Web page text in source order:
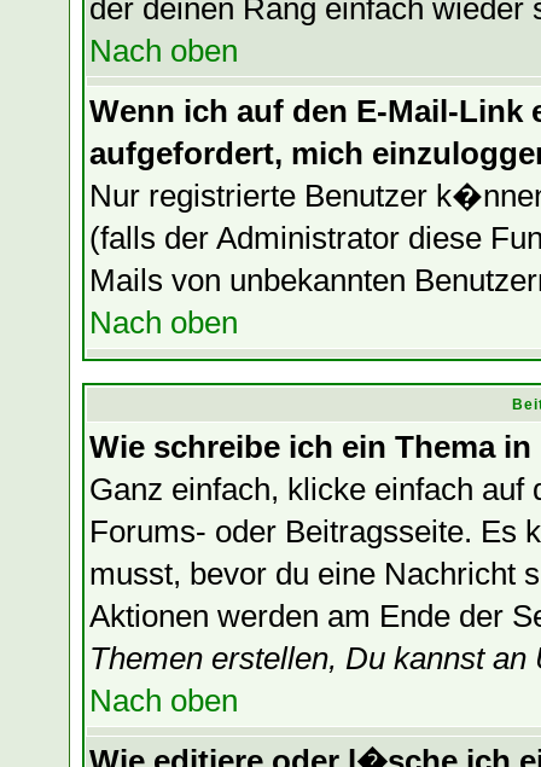
der deinen Rang einfach wieder
Nach oben
Wenn ich auf den E-Mail-Link
aufgefordert, mich
Nur registrierte Benutzer
(falls der Administrator diese
Mails von unbekannten
Nach oben
Wie schreibe ich ein Thema
Ganz einfach, klicke einfach auf
Forums- oder Beitragsseite. Es
musst, bevor du eine Nachricht
Aktionen werden am Ende der
Themen erstellen, Du kannst
Nach oben